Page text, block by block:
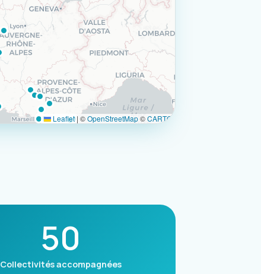
Leaflet | ©OpenStreetMap©CARTO
50
Collectivités accompagnées